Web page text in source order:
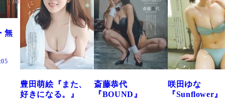
た、
斎藤恭代
『BOUND』
咲田ゆな
『Sunflower』
藤水咲桜『
だまり』